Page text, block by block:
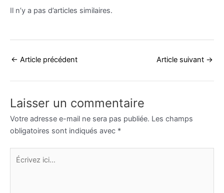
Il n’y a pas d’articles similaires.
← Article précédent Article suivant →
Laisser un commentaire
Votre adresse e-mail ne sera pas publiée. Les champs
obligatoires sont indiqués avec *
Écrivez
ici…